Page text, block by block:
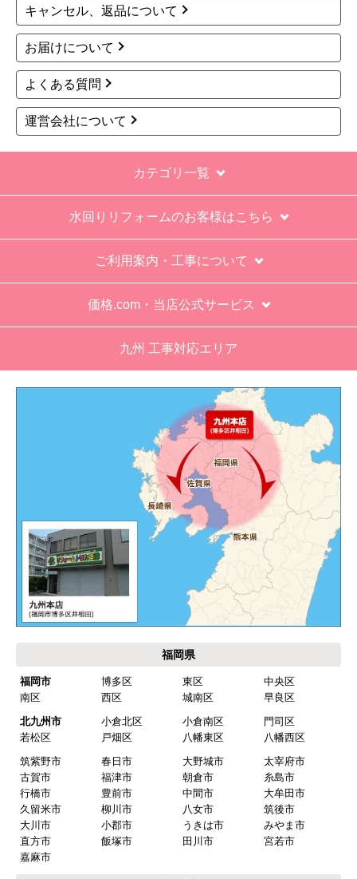
工事後は、初期設定や取り扱いの説明もなく、慌
てて引き上げる感じ。
保障期間の説明もHPとは違った。８年保証にして
いるがメーカー保証が３年追加になり１１年と説
明があった。HPにはメーカー保証期間も８年に含
むとなっていたが、どちらが正しいか分からな
が悪かったが室外機の荷揚げを手伝った。もし、
客先が高齢の女性だったらどうしたのか疑問。
エアコン専門の担当べつにもう一人来て欲しかっ
た。
が、登録したメールアドレスではなく、ショート
メールだとは知らず、確認できなかった。
エアコンが２００V対応型だが、同じ２００Vでも
業務用なのでコンセントの形状が違い、途中で工
事業者が買いに行く始末。注文時に形状の確認も
別の部屋もお願いしたいと考えていたが、少々不
akagenoane
欲しい商品をスムーズに注文できましたか？
予定の期日までに商品が届きましたか？
商品の梱包は必要十分なものでしたか？
またこのショップを利用したいですか？
キャンセル、返品について
お届けについて
よくある質問
運営会社について
カテゴリ一覧
水回りリフォームのお客様はこちら
ご利用案内・工事について
価格.com・当店公式サービス
九州 工事対応エリア
福岡県
福岡市 博多区 東区
中央区
南区
西区 城南区
早良区
北九州市
小倉北区 小倉南区
門司区
若松区
戸畑区 八幡東区
八幡西区
筑紫野市
春日市 大野城市
太宰府市
古賀市
福津市 朝倉市
糸島市
行橋市
豊前市 中間市
大牟田市
久留米市
柳川市 八女市
筑後市
大川市
小郡市 うきは市
みやま市
直方市
飯塚市 田川市
宮若市
嘉麻市